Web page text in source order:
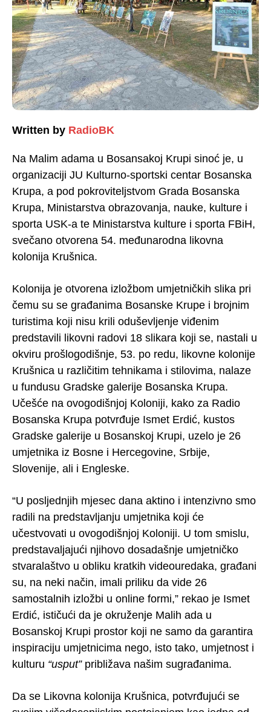
Written by RadioBK
Na Malim adama u Bosansakoj Krupi sinoć je, u
organizaciji JU Kulturno-sportski centar Bosanska
Krupa, a pod pokroviteljstvom Grada Bosanska
Krupa, Ministarstva obrazovanja, nauke, kulture i
sporta USK-a te Ministarstva kulture i sporta FBiH,
svečano otvorena 54. međunarodna likovna
kolonija Krušnica.
Kolonija je otvorena izložbom umjetničkih slika pri
čemu su se građanima Bosanske Krupe i brojnim
turistima koji nisu krili oduševljenje viđenim
predstavili likovni radovi 18 slikara koji se, nastali u
okviru prošlogodišnje, 53. po redu, likovne kolonije
Krušnica u različitim tehnikama i stilovima, nalaze
u fundusu Gradske galerije Bosanska Krupa.
Učešće na ovogodišnjoj Koloniji, kako za Radio
Bosanska Krupa potvrđuje Ismet Erdić, kustos
Gradske galerije u Bosanskoj Krupi, uzelo je 26
umjetnika iz Bosne i Hercegovine, Srbije,
Slovenije, ali i Engleske.
“U posljednjih mjesec dana aktino i intenzivno smo
radili na predstavljanju umjetnika koji će
učestvovati u ovogodišnjoj Koloniji. U tom smislu,
predstavaljajući njihovo dosadašnje umjetničko
stvaralaštvo u obliku kratkih videouredaka, građani
su, na neki način, imali priliku da vide 26
samostalnih izložbi u online formi,” rekao je Ismet
Erdić, ističući da je okruženje Malih ada u
Bosanskoj Krupi prostor koji ne samo da garantira
inspiraciju umjetnicima nego, isto tako, umjetnost i
kulturu “usput” približava našim sugrađanima.
Da se Likovna kolonija Krušnica, potvrđujući se